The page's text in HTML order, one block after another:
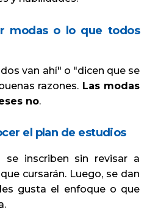
modas o lo que todos
van ahí" o "dicen que se
razones. Las modas
no.
el plan de estudios
se inscriben sin revisar a
cursarán. Luego, se dan
gusta el enfoque o que